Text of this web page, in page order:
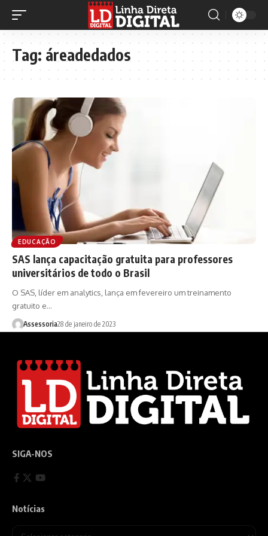
Tag: áreadedados
EDUCAÇÃO
SAS lança capacitação gratuita para professores
universitários de todo o Brasil
O SAS, líder em analytics, lança em fevereiro um treinamento
gratuito e…
Assessoria28 de janeiro de 2023
SIGA-NOS
Notícias